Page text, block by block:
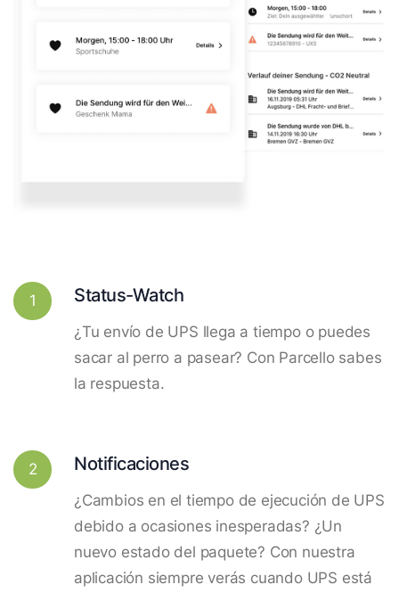
1 Status-Watch
¿Tu envío de UPS llega a tiempo o puedes
sacar al perro a pasear? Con Parcello sabes
la respuesta.
2 Notificaciones
¿Cambios en el tiempo de ejecución de UPS
debido a ocasiones inesperadas? ¿Un
nuevo estado del paquete? Con nuestra
aplicación siempre verás cuando UPS está